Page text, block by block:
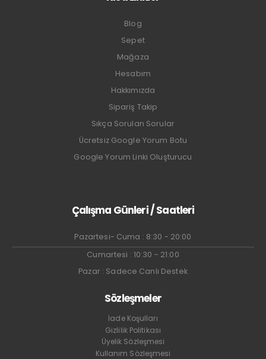
Blog
Sepet
Mağaza
Hesabım
Hakkımızda
Sipariş Takip
Sıkça Sorulan Sorular
Ücretsiz Google Yorum Botu
Google Yorum Linki Oluşturucu
Çalışma Günleri / Saatleri
Pazartesi- Cuma : 8:30 - 20:00
Cumartesi : 10:30 - 21:00
Pazar : Sadece Canlı Destek
Sözleşmeler
İade Koşulları
Gizlilik Politikası
Üyelik Sözleşmesi
Kullanım Sözleşmesi